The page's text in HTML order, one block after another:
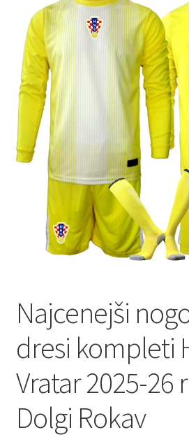
Košarica
Moj račun
Trgovina
Zaključek nakupa
Najcenejši
dresi kompleti
Vratar 2025-26
Dolgi Rokav